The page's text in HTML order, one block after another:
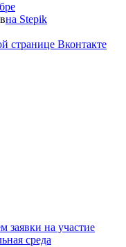
на Stepik
странице Вконтакте
заявки на участие
среда